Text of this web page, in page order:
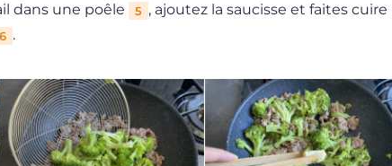
dans une poêle
5 , ajoutez la saucisse et faites cuire
6 .